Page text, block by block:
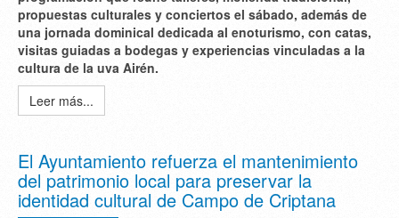
propuestas culturales y conciertos el sábado, además de
una jornada dominical dedicada al enoturismo, con catas,
visitas guiadas a bodegas y experiencias vinculadas a la
cultura de la uva Airén.
Leer más...
El Ayuntamiento refuerza el mantenimiento
del patrimonio local para preservar la
identidad cultural de Campo de Criptana